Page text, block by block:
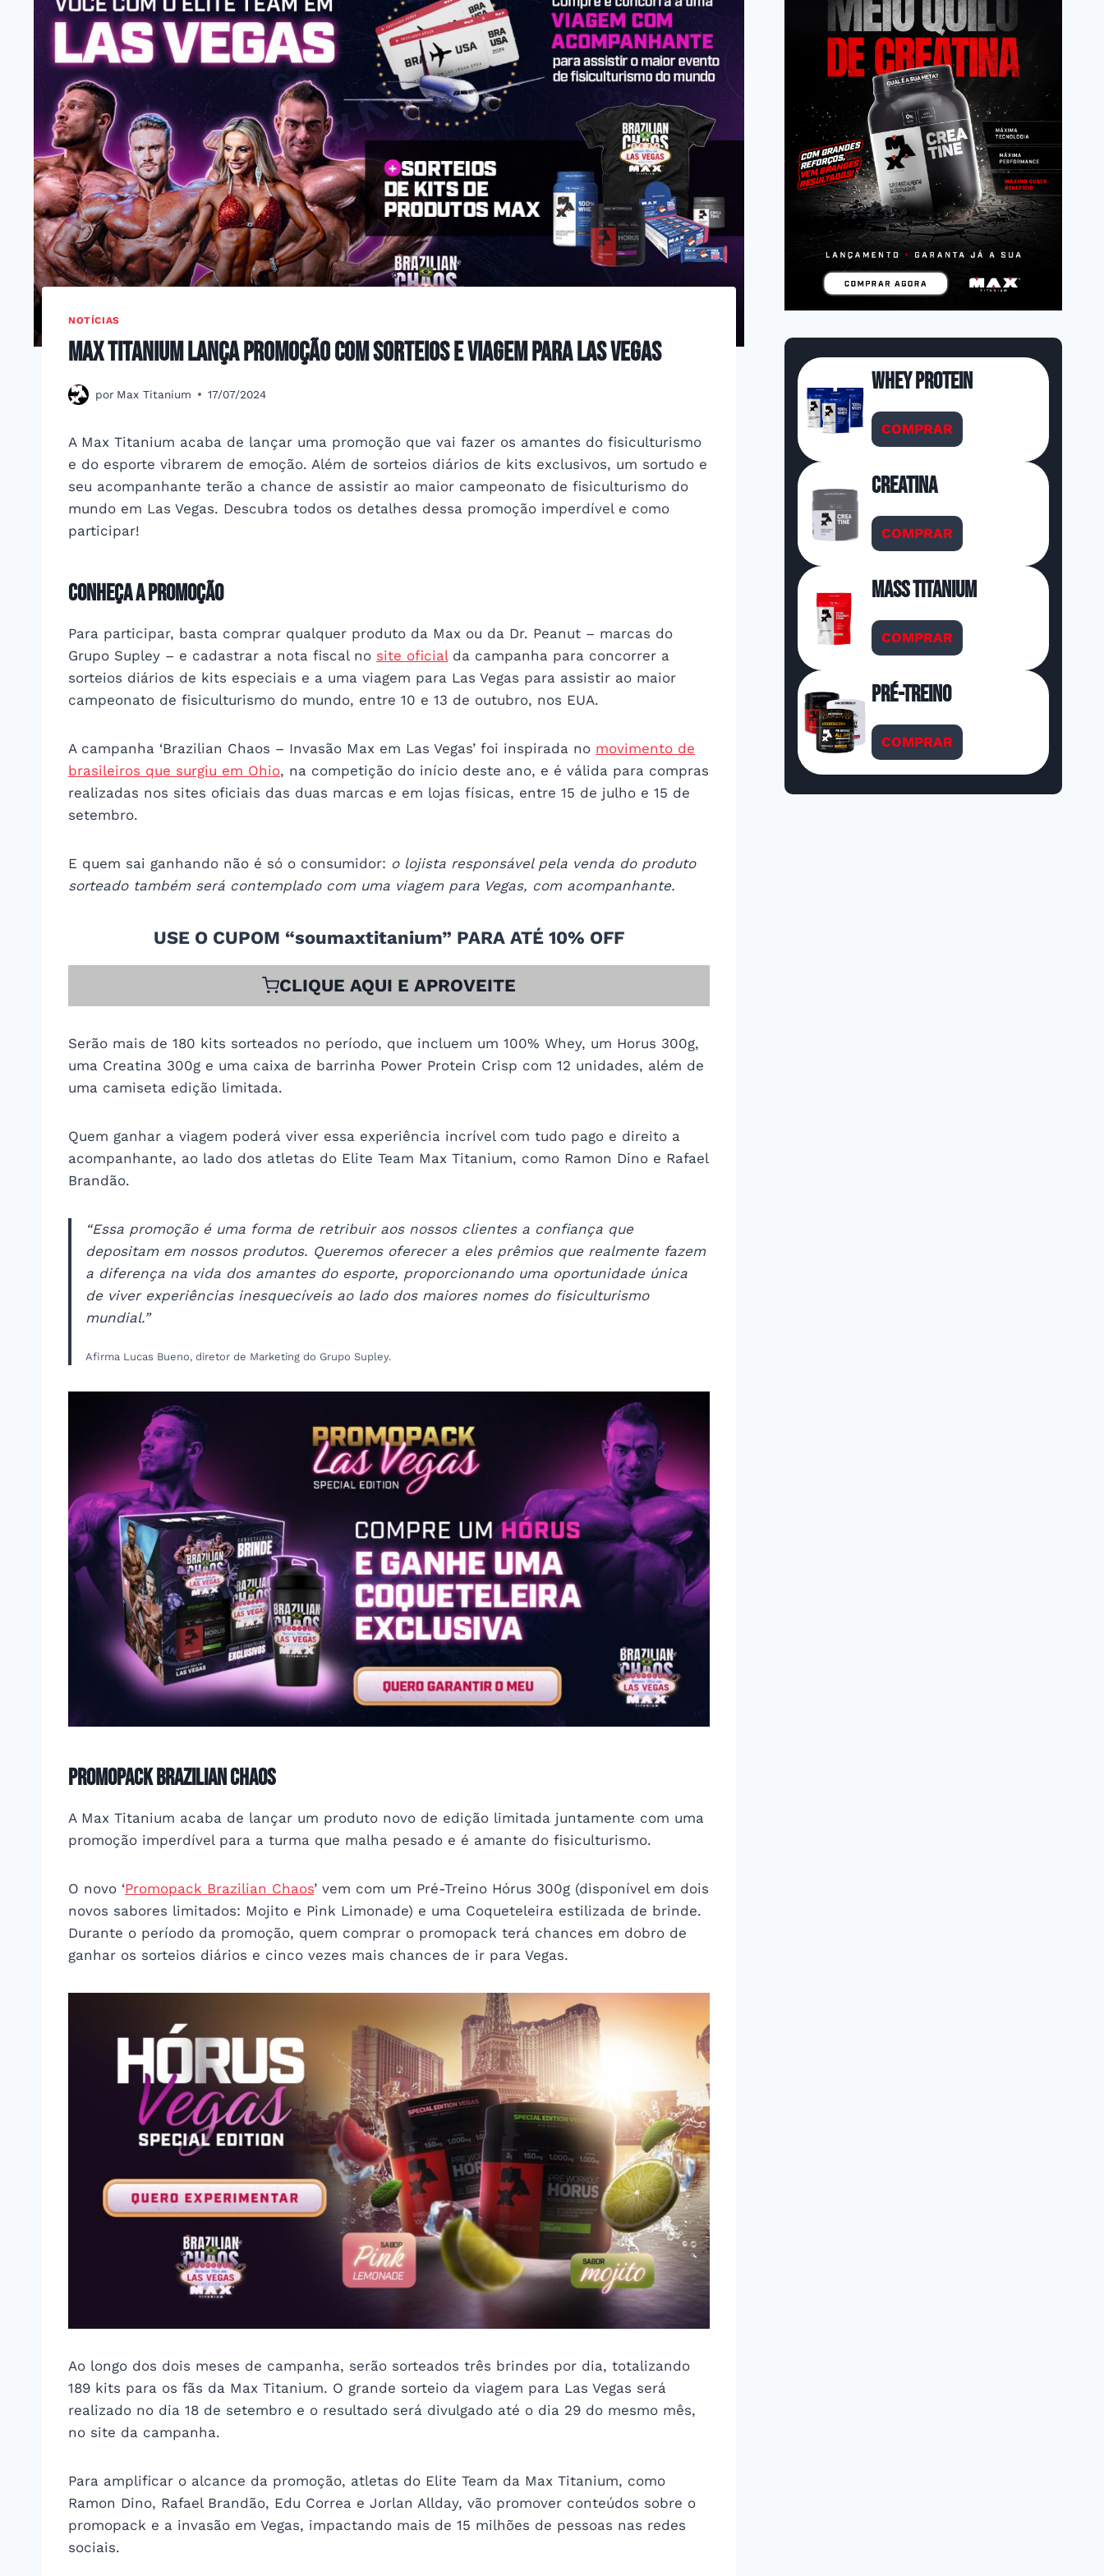
NOTÍCIAS
Max Titanium Lança Promoção com Sorteios e Viagem para Las Vegas
por Max Titanium 17/07/2024
A Max Titanium acaba de lançar uma promoção que vai fazer os amantes do fisiculturismo
e do esporte vibrarem de emoção. Além de sorteios diários de kits exclusivos, um sortudo e
seu acompanhante terão a chance de assistir ao maior campeonato de fisiculturismo do
mundo em Las Vegas. Descubra todos os detalhes dessa promoção imperdível e como
participar!
Conheça a Promoção
Para participar, basta comprar qualquer produto da Max ou da Dr. Peanut – marcas do
Grupo Supley – e cadastrar a nota fiscal no site oficial da campanha para concorrer a
sorteios diários de kits especiais e a uma viagem para Las Vegas para assistir ao maior
campeonato de fisiculturismo do mundo, entre 10 e 13 de outubro, nos EUA.
A campanha ‘Brazilian Chaos – Invasão Max em Las Vegas’ foi inspirada no movimento de
brasileiros que surgiu em Ohio, na competição do início deste ano, e é válida para compras
realizadas nos sites oficiais das duas marcas e em lojas físicas, entre 15 de julho e 15 de
setembro.
E quem sai ganhando não é só o consumidor: o lojista responsável pela venda do produto
sorteado também será contemplado com uma viagem para Vegas, com acompanhante.
USE O CUPOM “soumaxtitanium” PARA ATÉ 10% OFF
CLIQUE AQUI E APROVEITE
Serão mais de 180 kits sorteados no período, que incluem um 100% Whey, um Horus 300g,
uma Creatina 300g e uma caixa de barrinha Power Protein Crisp com 12 unidades, além de
uma camiseta edição limitada.
Quem ganhar a viagem poderá viver essa experiência incrível com tudo pago e direito a
acompanhante, ao lado dos atletas do Elite Team Max Titanium, como Ramon Dino e Rafael
Brandão.
“Essa promoção é uma forma de retribuir aos nossos clientes a confiança que
depositam em nossos produtos. Queremos oferecer a eles prêmios que realmente fazem
a diferença na vida dos amantes do esporte, proporcionando uma oportunidade única
de viver experiências inesquecíveis ao lado dos maiores nomes do fisiculturismo
mundial.”
Afirma Lucas Bueno, diretor de Marketing do Grupo Supley.
PromopackBRAZILIAN CHAOS
A Max Titanium acaba de lançar um produto novo de edição limitada juntamente com uma
promoção imperdível para a turma que malha pesado e é amante do fisiculturismo.
O novo ‘Promopack Brazilian Chaos’ vem com um Pré-Treino Hórus 300g (disponível em dois
novos sabores limitados: Mojito e Pink Limonade) e uma Coqueteleira estilizada de brinde.
Durante o período da promoção, quem comprar o promopack terá chances em dobro de
ganhar os sorteios diários e cinco vezes mais chances de ir para Vegas.
Ao longo dos dois meses de campanha, serão sorteados três brindes por dia, totalizando
189 kits para os fãs da Max Titanium. O grande sorteio da viagem para Las Vegas será
realizado no dia 18 de setembro e o resultado será divulgado até o dia 29 do mesmo mês,
no site da campanha.
Para amplificar o alcance da promoção, atletas do Elite Team da Max Titanium, como
Ramon Dino, Rafael Brandão, Edu Correa e Jorlan Allday, vão promover conteúdos sobre o
promopack e a invasão em Vegas, impactando mais de 15 milhões de pessoas nas redes
sociais.
Whey Protein
COMPRAR
Creatina
COMPRAR
Mass Titanium
COMPRAR
Pré-Treino
COMPRAR